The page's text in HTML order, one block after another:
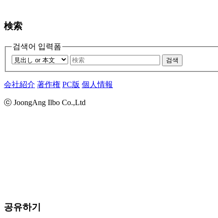
検索
검색어 입력폼
검색
会社紹介 著作権 PC版 個人情報
ⓒ JoongAng Ilbo Co.,Ltd
공유하기